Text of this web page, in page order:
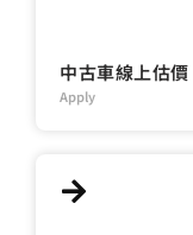
中古車線上估價
Apply